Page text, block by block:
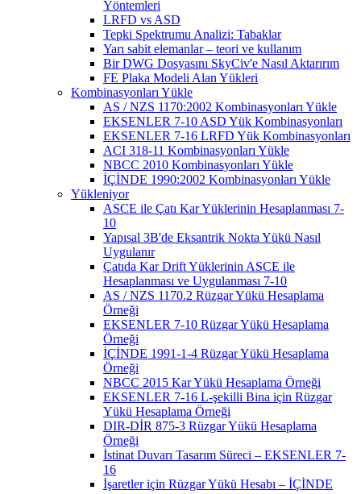
Yöntemleri
LRFD vs ASD
Tepki Spektrumu Analizi: Tabaklar
Yarı sabit elemanlar – teori ve kullanım
Bir DWG Dosyasını SkyCiv'e Nasıl Aktarırım
FE Plaka Modeli Alan Yükleri
Kombinasyonları Yükle
AS / NZS 1170:2002 Kombinasyonları Yükle
EKSENLER 7-10 ASD Yük Kombinasyonları
EKSENLER 7-16 LRFD Yük Kombinasyonları
ACI 318-11 Kombinasyonları Yükle
NBCC 2010 Kombinasyonları Yükle
İÇİNDE 1990:2002 Kombinasyonları Yükle
Yükleniyor
ASCE ile Çatı Kar Yüklerinin Hesaplanması 7-
10
Yapısal 3B'de Eksantrik Nokta Yükü Nasıl
Uygulanır
Çatıda Kar Drift Yüklerinin ASCE ile
Hesaplanması ve Uygulanması 7-10
AS / NZS 1170.2 Rüzgar Yükü Hesaplama
Örneği
EKSENLER 7-10 Rüzgar Yükü Hesaplama
Örneği
İÇİNDE 1991-1-4 Rüzgar Yükü Hesaplama
Örneği
NBCC 2015 Kar Yükü Hesaplama Örneği
EKSENLER 7-16 L-şekilli Bina için Rüzgar
Yükü Hesaplama Örneği
DIR-DİR 875-3 Rüzgar Yükü Hesaplama
Örneği
İstinat Duvarı Tasarım Süreci – EKSENLER 7-
16
İşaretler için Rüzgar Yükü Hesabı – İÇİNDE